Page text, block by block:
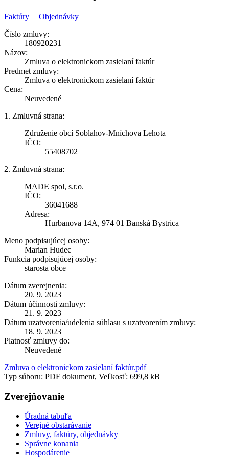
Faktúry | Objednávky
Číslo zmluvy:
180920231
Názov:
Zmluva o elektronickom zasielaní faktúr
Predmet zmluvy:
Zmluva o elektronickom zasielaní faktúr
Cena:
Neuvedené
1. Zmluvná strana:
Združenie obcí Soblahov-Mníchova Lehota
IČO:
55408702
2. Zmluvná strana:
MADE spol, s.r.o.
IČO:
36041688
Adresa:
Hurbanova 14A, 974 01 Banská Bystrica
Meno podpisujúcej osoby:
Marian Hudec
Funkcia podpisujúcej osoby:
starosta obce
Dátum zverejnenia:
20. 9. 2023
Dátum účinnosti zmluvy:
21. 9. 2023
Dátum uzatvorenia/udelenia súhlasu s uzatvorením zmluvy:
18. 9. 2023
Platnosť zmluvy do:
Neuvedené
Zmluva o elektronickom zasielaní faktúr.pdf
Typ súboru: PDF dokument, Veľkosť: 699,8 kB
Zverejňovanie
Úradná tabuľa
Verejné obstarávanie
Zmluvy, faktúry, objednávky
Správne konania
Hospodárenie